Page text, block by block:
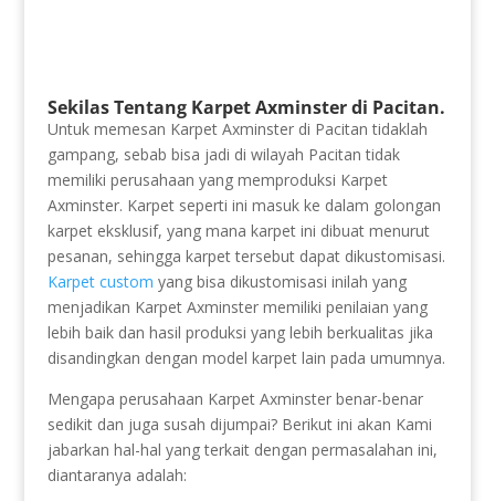
Sekilas Tentang Karpet Axminster di Pacitan.
Untuk memesan Karpet Axminster di Pacitan tidaklah
gampang, sebab bisa jadi di wilayah Pacitan tidak
memiliki perusahaan yang memproduksi Karpet
Axminster. Karpet seperti ini masuk ke dalam golongan
karpet eksklusif, yang mana karpet ini dibuat menurut
pesanan, sehingga karpet tersebut dapat dikustomisasi.
Karpet custom yang bisa dikustomisasi inilah yang
menjadikan Karpet Axminster memiliki penilaian yang
lebih baik dan hasil produksi yang lebih berkualitas jika
disandingkan dengan model karpet lain pada umumnya.
Mengapa perusahaan Karpet Axminster benar-benar
sedikit dan juga susah dijumpai? Berikut ini akan Kami
jabarkan hal-hal yang terkait dengan permasalahan ini,
diantaranya adalah: